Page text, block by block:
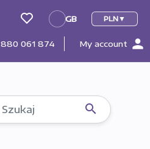
GB
GB PLN
880 061 874 My account person
